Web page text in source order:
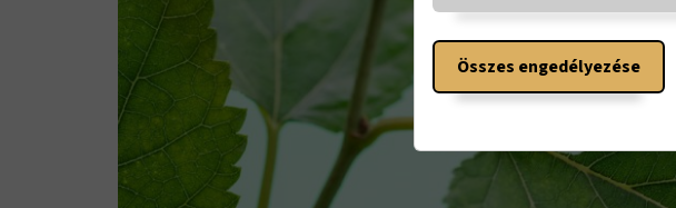
Összes engedélyezése